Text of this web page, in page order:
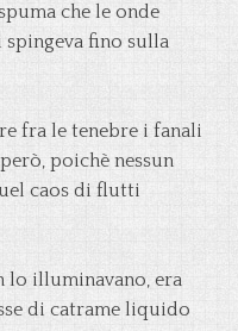
che le onde
spingeva fino sulla
fra le tenebre i fanali
poichè nessun
caos di flutti
lo illuminavano, era
di catrame liquido